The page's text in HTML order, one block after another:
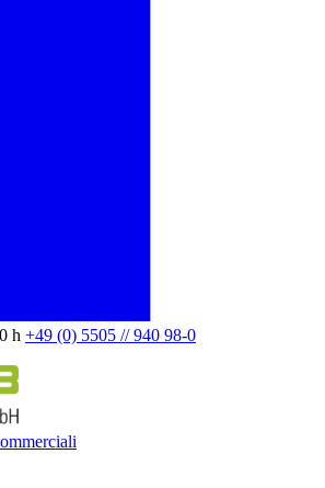
h +49 (0) 5505 // 940 98-0